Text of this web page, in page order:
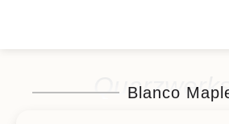
Blanco